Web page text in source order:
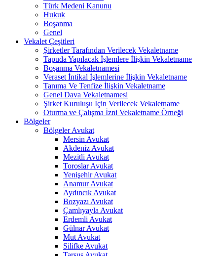
Türk Medeni Kanunu
Hukuk
Boşanma
Genel
Vekalet Çeşitleri
Şirketler Tarafından Verilecek Vekaletname
Tapuda Yapılacak İşlemlere İlişkin Vekaletname
Boşanma Vekaletnamesi
Veraset İntikal İşlemlerine İlişkin Vekaletname
Tanıma Ve Tenfize İlişkin Vekaletname
Genel Dava Vekaletnamesi
Şirket Kuruluşu İçin Verilecek Vekaletname
Oturma ve Çalışma İzni Vekaletname Örneği
Bölgeler
Bölgeler Avukat
Mersin Avukat
Akdeniz Avukat
Mezitli Avukat
Toroslar Avukat
Yenişehir Avukat
Anamur Avukat
Aydıncık Avukat
Bozyazı Avukat
Çamlıyayla Avukat
Erdemli Avukat
Gülnar Avukat
Mut Avukat
Silifke Avukat